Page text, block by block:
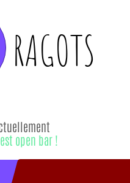
RAGOTS
open bar !